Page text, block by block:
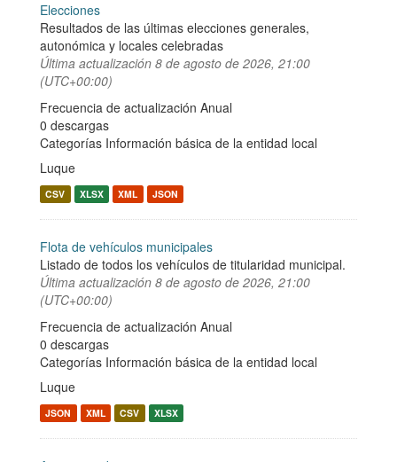
Elecciones
Resultados de las últimas elecciones generales,
autonómica y locales celebradas
Última actualización 8 de agosto de 2026, 21:00
(UTC+00:00)
Frecuencia de actualización Anual
0 descargas
Categorías Información básica de la entidad local
Luque
CSV XLSX XML JSON
Flota de vehículos municipales
Listado de todos los vehículos de titularidad municipal.
Última actualización 8 de agosto de 2026, 21:00
(UTC+00:00)
Frecuencia de actualización Anual
0 descargas
Categorías Información básica de la entidad local
Luque
JSON XML CSV XLSX